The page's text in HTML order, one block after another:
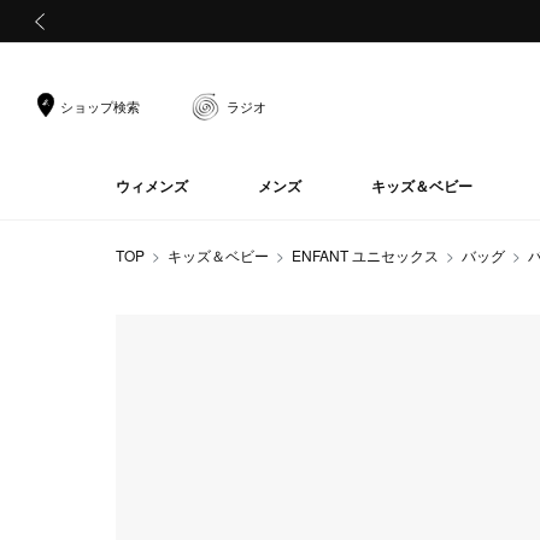
ショップ検索 ラジオ
ウィメンズ メンズ キッズ＆ベビー
TOP キッズ＆ベビー ENFANT ユニセックス バッグ